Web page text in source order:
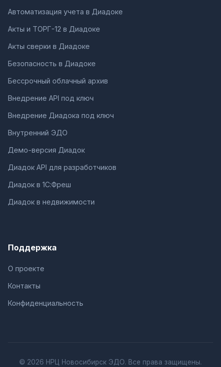
Автоматизация учета в Диадоке
Акты и ТОРГ-12 в Диадоке
Акты сверки в Диадоке
Безопасность в Диадоке
Бессрочный облачный архив
Внедрение API под ключ
Внедрение Диадока под ключ
Внутренний ЭДО
Демо-версия Диадок
Диадок API для разработчиков
Диадок в 1С:Фреш
Диадок в недвижимости
Поддержка
О проекте
Контакты
Конфиденциальность
© 2026 НРЦ Новосибирск ЭДО. Все права защищены.